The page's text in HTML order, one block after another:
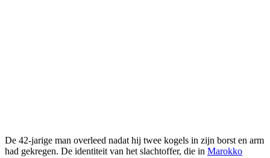
De 42-jarige man overleed nadat hij twee kogels in zijn borst en arm
had gekregen. De identiteit van het slachtoffer, die in Marokko